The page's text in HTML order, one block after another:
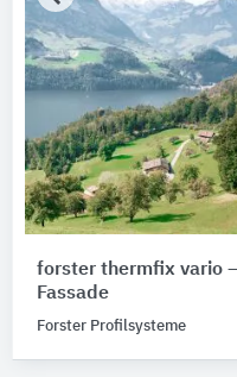
forster thermfix vario
Fassade
Forster Profilsysteme